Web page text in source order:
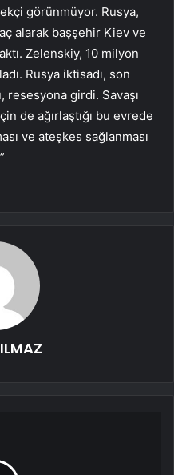
görünmüyor. Rusya,
alarak başşehir Kiev ve
Zelenskiy, 10 milyon
Rusya iktisadı, son
girdi. Savaşı
de ağırlaştığı bu evrede
ve ateşkes sağlanması